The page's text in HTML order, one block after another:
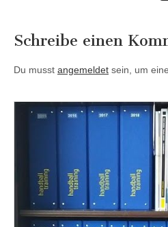
Schreibe einen
Du musst angemeldet sein, um